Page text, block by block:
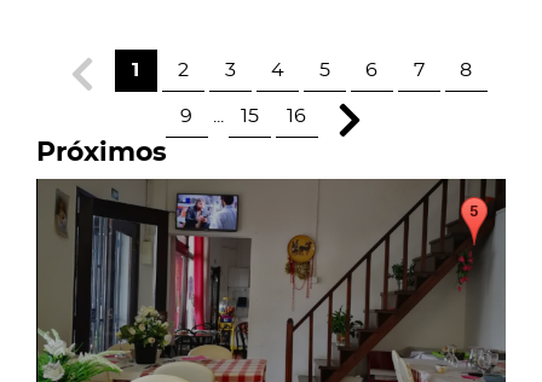
1 2 3 4 5 6 7 8
9 15 16
Próximos
page